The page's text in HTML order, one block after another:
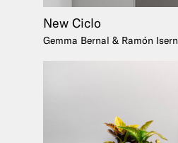
New Ciclo
Gemma Bernal & Ramón Isern